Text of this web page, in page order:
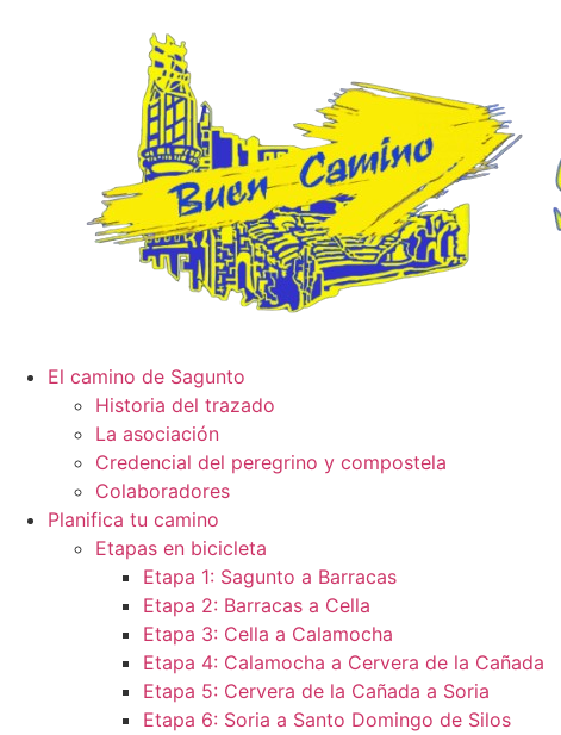
El camino de Sagunto
Historia del trazado
La asociación
Credencial del peregrino y compostela
Colaboradores
Planifica tu camino
Etapas en bicicleta
Etapa 1: Sagunto a Barracas
Etapa 2: Barracas a Cella
Etapa 3: Cella a Calamocha
Etapa 4: Calamocha a Cervera de la Cañada
Etapa 5: Cervera de la Cañada a Soria
Etapa 6: Soria a Santo Domingo de Silos